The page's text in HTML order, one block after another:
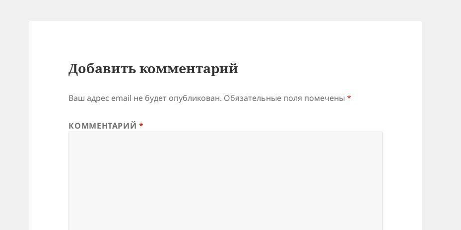
Добавить комментарий
Ваш адрес email не будет опубликован. Обязательные поля помечены*
КОММЕНТАРИЙ*